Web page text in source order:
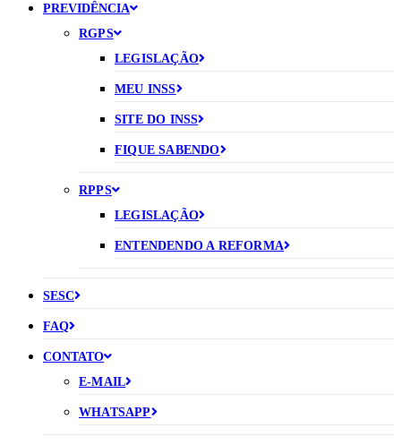
PREVIDÊNCIA
RGPS
LEGISLAÇÃO
MEU INSS
SITE DO INSS
FIQUE SABENDO
RPPS
LEGISLAÇÃO
ENTENDENDO A REFORMA
SESC
FAQ
CONTATO
E-MAIL
WHATSAPP